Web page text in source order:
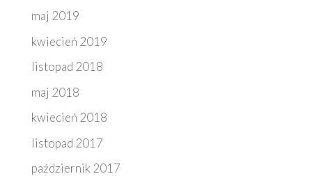
maj 2019
kwiecień 2019
listopad 2018
maj 2018
kwiecień 2018
listopad 2017
październik 2017